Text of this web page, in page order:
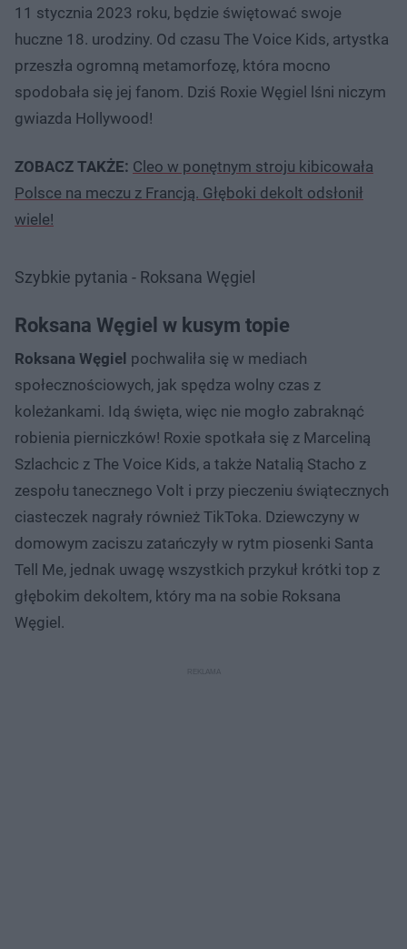
11 stycznia 2023 roku, będzie świętować swoje
huczne 18. urodziny. Od czasu The Voice Kids, artystka
przeszła ogromną metamorfozę, która mocno
spodobała się jej fanom. Dziś Roxie Węgiel lśni niczym
gwiazda Hollywood!
ZOBACZ TAKŻE: Cleo w ponętnym stroju kibicowała
Polsce na meczu z Francją. Głęboki dekolt odsłonił
wiele!
Szybkie pytania - Roksana Węgiel
Roksana Węgiel w kusym topie
Roksana Węgiel pochwaliła się w mediach
społecznościowych, jak spędza wolny czas z
koleżankami. Idą święta, więc nie mogło zabraknąć
robienia pierniczków! Roxie spotkała się z Marceliną
Szlachcic z The Voice Kids, a także Natalią Stacho z
zespołu tanecznego Volt i przy pieczeniu świątecznych
ciasteczek nagrały również TikToka. Dziewczyny w
domowym zaciszu zatańczyły w rytm piosenki Santa
Tell Me, jednak uwagę wszystkich przykuł krótki top z
głębokim dekoltem, który ma na sobie Roksana
Węgiel.